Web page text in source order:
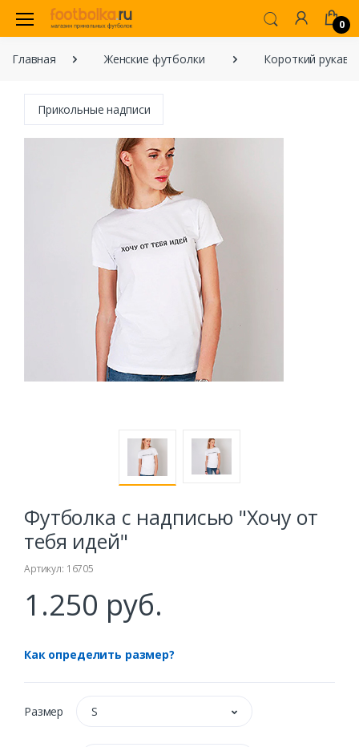
0
Главная Женские футболки Короткий рукав
Прикольные надписи
Футболка с надписью "Хочу от
тебя идей"
Артикул: 16705
1.250 руб.
Как определить размер?
Размер S